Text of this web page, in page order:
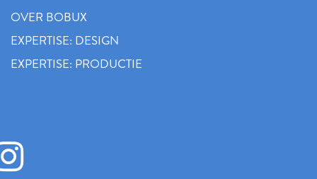
OVER BOBUX
EXPERTISE: DESIGN
EXPERTISE: PRODUCTIE